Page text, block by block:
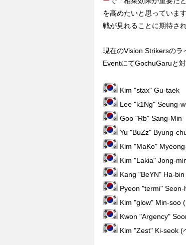
を高めたいと思っていま
戦が見れることに期待され
現在のVision Strikersのラ
EventにてGochuGaruと対
Kim "stax" Gu-taek
Lee "k1Ng" Seung-
Goo "Rb" Sang-Min
Yu "BuZz" Byung-
Kim "MaKo"
Kim "Lakia" Jong-
Kang "BeYN" Ha-
Pyeon "termi"
Kim "glow" Min-soo
Kwon "Argency"
Kim "Zest" Ki-seok (